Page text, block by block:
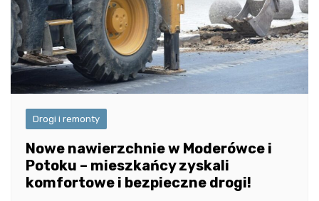
Drogi i remonty
Nowe nawierzchnie w Moderówce i
Potoku – mieszkańcy zyskali
komfortowe i bezpieczne drogi!